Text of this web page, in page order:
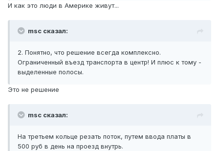
И как это люди в Америке живут...
msc сказал:
2. Понятно, что решение всегда комплексно.
Ограниченный въезд транспорта в центр! И плюс к тому -
выделенные полосы.
Это не решение
msc сказал:
На третьем кольце резать поток, путем ввода платы в
500 руб в день на проезд внутрь.